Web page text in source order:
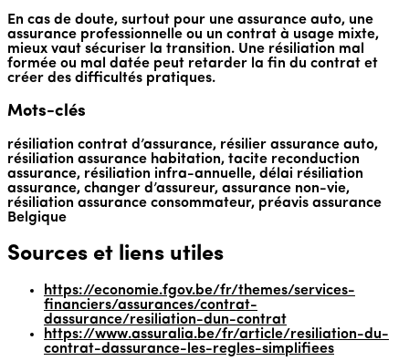
En cas de doute, surtout pour une assurance auto, une
assurance professionnelle ou un contrat à usage mixte,
mieux vaut sécuriser la transition. Une résiliation mal
formée ou mal datée peut retarder la fin du contrat et
créer des difficultés pratiques.
Mots-clés
résiliation contrat d’assurance, résilier assurance auto,
résiliation assurance habitation, tacite reconduction
assurance, résiliation infra-annuelle, délai résiliation
assurance, changer d’assureur, assurance non-vie,
résiliation assurance consommateur, préavis assurance
Belgique
Sources et liens utiles
https://economie.fgov.be/fr/themes/services-
financiers/assurances/contrat-
dassurance/resiliation-dun-contrat
https://www.assuralia.be/fr/article/resiliation-du-
contrat-dassurance-les-regles-simplifiees